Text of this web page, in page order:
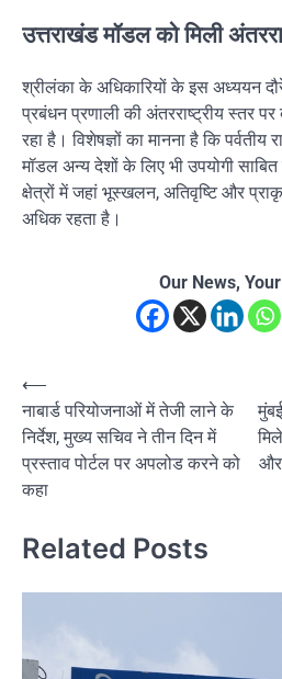
उत्तराखंड मॉडल को मिली
श्रीलंका के अधिकारियों के इस अध्ययन
प्रबंधन प्रणाली की अंतरराष्ट्रीय स्तर
रहा है। विशेषज्ञों का मानना है कि
मॉडल अन्य देशों के लिए भी उपयोगी
क्षेत्रों में जहां भूस्खलन, अतिवृष्टि और
अधिक रहता है।
Our News,
Post
navigation
⟵
नाबार्ड परियोजनाओं में तेजी लाने के
निर्देश, मुख्य सचिव ने तीन दिन में
प्रस्ताव पोर्टल पर अपलोड करने को
कहा
और
Related Posts